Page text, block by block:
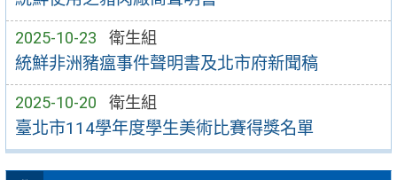
2025-10-23 衛生組
統鮮非洲豬瘟事件聲明書及北市府新聞稿
2025-10-20 衛生組
臺北市114學年度學生美術比賽得獎名單